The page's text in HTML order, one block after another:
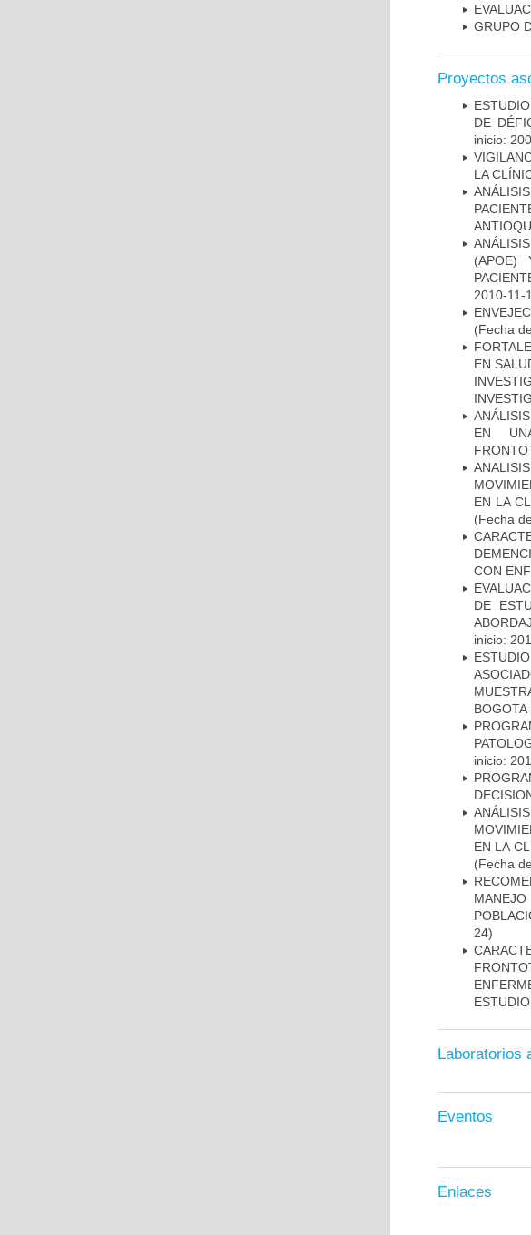
GRUPO
Proyectos
DE
inicio:
LA
(APOE)
2010-11-
(Fecha
EN
EN
EN LA
(Fecha
CON
DE
inicio:
BOGOTA
inicio:
EN LA
(Fecha
24)
Laboratorios
Eventos
Enlaces